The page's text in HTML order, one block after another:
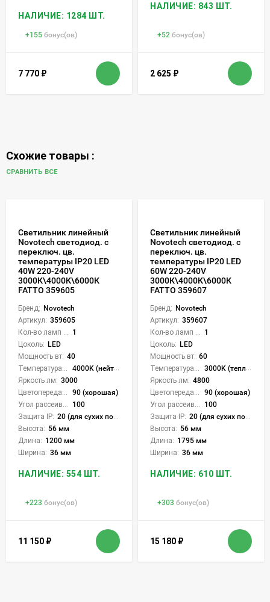
НАЛИЧИЕ: 1284 ШТ.
+155 бонус(ов)
7 770 ₽
НАЛИЧИЕ: 843 ШТ.
+52 бонус(ов)
2 625 ₽
Схожие товары :
СРАВНИТЬ ВСЕ
Светильник линейный
Novotech светодиод. с
переключ. цв.
температуры IP20 LED
40W 220-240V
3000К\4000К\6000К
FATTO 359605
Бренд: Novotech
Артикул: 359605
Кол-во ламп или LED: 1
Цоколь: LED
Мощность вт: 40
Температура света:
4000K (нейтральный), 6000K (холодный), CCT механическое переключение
Яркость лм: 3000
Цветопередача (CRI):
90 (хорошая)
Угол рассеивания света °:
100
Защита IP: 20 (для сухих пом.)
Высота: 56 мм
Длина: 1200 мм
Ширина: 36 мм
НАЛИЧИЕ: 554 ШТ.
+223 бонус(ов)
11 150 ₽
Светильник линейный
Novotech светодиод. с
переключ. цв.
температуры IP20 LED
60W 220-240V
3000К\4000К\6000К
FATTO 359607
Бренд: Novotech
Артикул: 359607
Кол-во ламп или LED: 1
Цоколь: LED
Мощность вт: 60
Температура света:
3000K (теплый), 4000K (нейтральный), 6000K (холодный), CCT механическое переключение
Яркость лм: 4800
Цветопередача (CRI):
90 (хорошая)
Угол рассеивания света °:
100
Защита IP: 20 (для сухих пом.)
Высота: 56 мм
Длина: 1795 мм
Ширина: 36 мм
НАЛИЧИЕ: 610 ШТ.
+303 бонус(ов)
15 180 ₽